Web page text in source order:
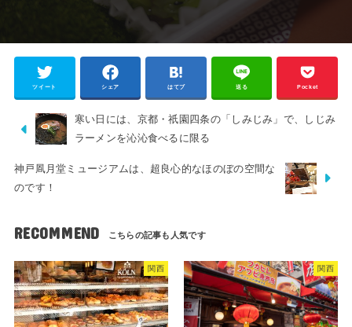
ツイート シェア はてブ 送る Pocket
寒い日には、京都・祇園四条の「しみじみ」で、しじみ
ラーメンを沁沁食べるに限る
神戸凮月堂ミュージアムは、超良心的なほのぼの空間な
のです！
RECOMMEND
関西 関西